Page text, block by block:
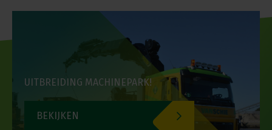
UITBREIDING MACHINEPARK!
BEKIJKEN